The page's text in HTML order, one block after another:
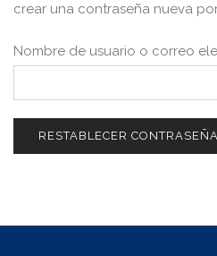
crear una contraseña nueva
Nombre de usuario o correo